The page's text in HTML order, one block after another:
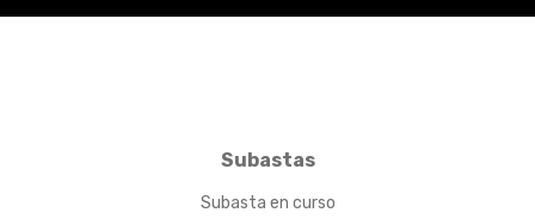
Subastas
Subasta en curso